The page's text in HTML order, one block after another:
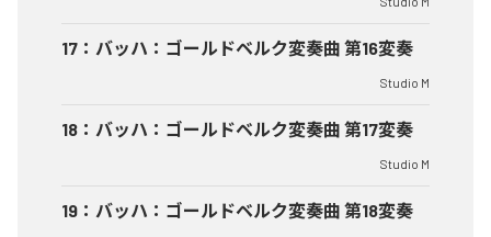
17 ： バッハ：ゴールドベルク変奏曲 第16変奏
Studio M
18 ： バッハ：ゴールドベルク変奏曲 第17変奏
Studio M
19 ： バッハ：ゴールドベルク変奏曲 第18変奏